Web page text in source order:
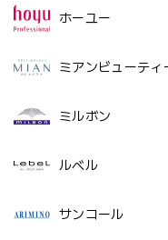
ホーユー
ミアンビューティ
ミルボン
ルベル
サンコール